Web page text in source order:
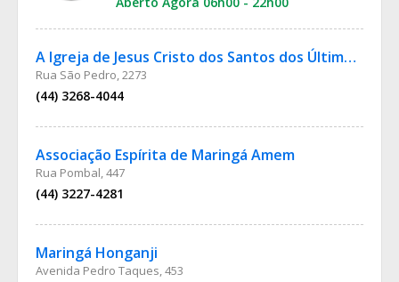
A Igreja de Jesus Cristo dos Santos dos Últimos Dias
Rua São Pedro, 2273
(44) 3268-4044
Associação Espírita de Maringá Amem
Rua Pombal, 447
(44) 3227-4281
Maringá Honganji
Avenida Pedro Taques, 453